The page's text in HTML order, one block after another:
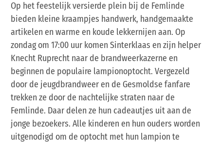
Op het feestelijk versierde plein bij de Femlinde
bieden kleine kraampjes handwerk, handgemaakte
artikelen en warme en koude lekkernijen aan. Op
zondag om 17:00 uur komen Sinterklaas en zijn helper
Knecht Ruprecht naar de brandweerkazerne en
beginnen de populaire lampionoptocht. Vergezeld
door de jeugdbrandweer en de Gesmoldse fanfare
trekken ze door de nachtelijke straten naar de
Femlinde. Daar delen ze hun cadeautjes uit aan de
jonge bezoekers. Alle kinderen en hun ouders worden
uitgenodigd om de optocht met hun lampion te